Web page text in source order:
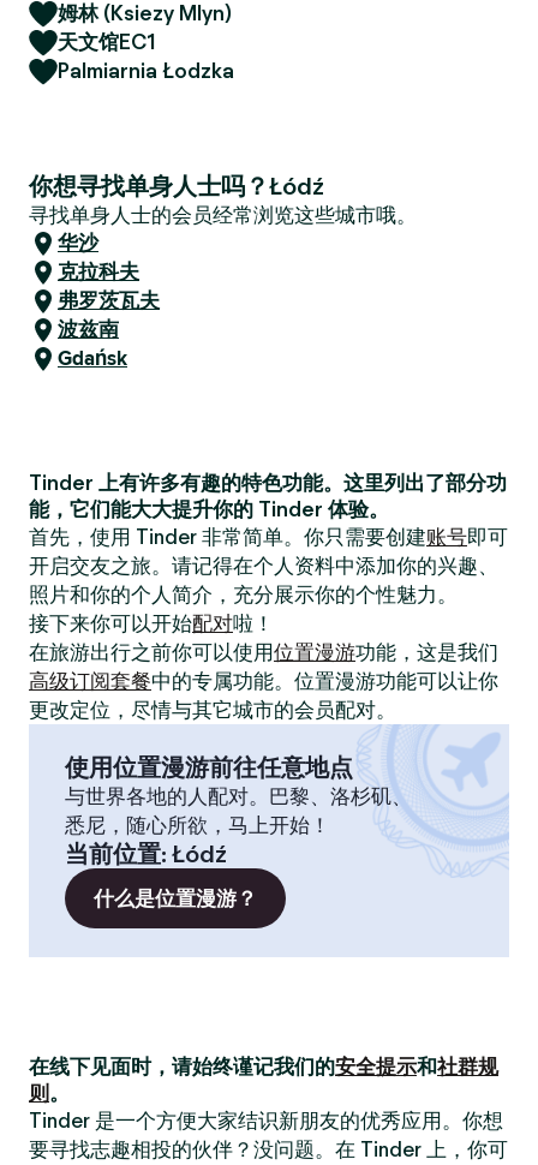
姆林 (Ksiezy Mlyn)
天文馆EC1
Palmiarnia Łodzka
你想寻找单身人士吗？Łódź
寻找单身人士的会员经常浏览这些城市哦。
华沙
克拉科夫
弗罗茨瓦夫
波兹南
Gdańsk
Tinder 上有许多有趣的特色功能。这里列出了部分功
能，它们能大大提升你的 Tinder 体验。
首先，使用 Tinder 非常简单。你只需要创建账号即可
开启交友之旅。请记得在个人资料中添加你的兴趣、
照片和你的个人简介，充分展示你的个性魅力。
接下来你可以开始配对啦！
在旅游出行之前你可以使用位置漫游功能，这是我们
高级订阅套餐中的专属功能。位置漫游功能可以让你
更改定位，尽情与其它城市的会员配对。
使用位置漫游前往任意地点
与世界各地的人配对。巴黎、洛杉矶、
悉尼，随心所欲，马上开始！
当前位置: Łódź
什么是位置漫游？
在线下见面时，请始终谨记我们的安全提示和社群规
则 。
Tinder 是一个方便大家结识新朋友的优秀应用。你想
要寻找志趣相投的伙伴？没问题。在 Tinder 上，你可